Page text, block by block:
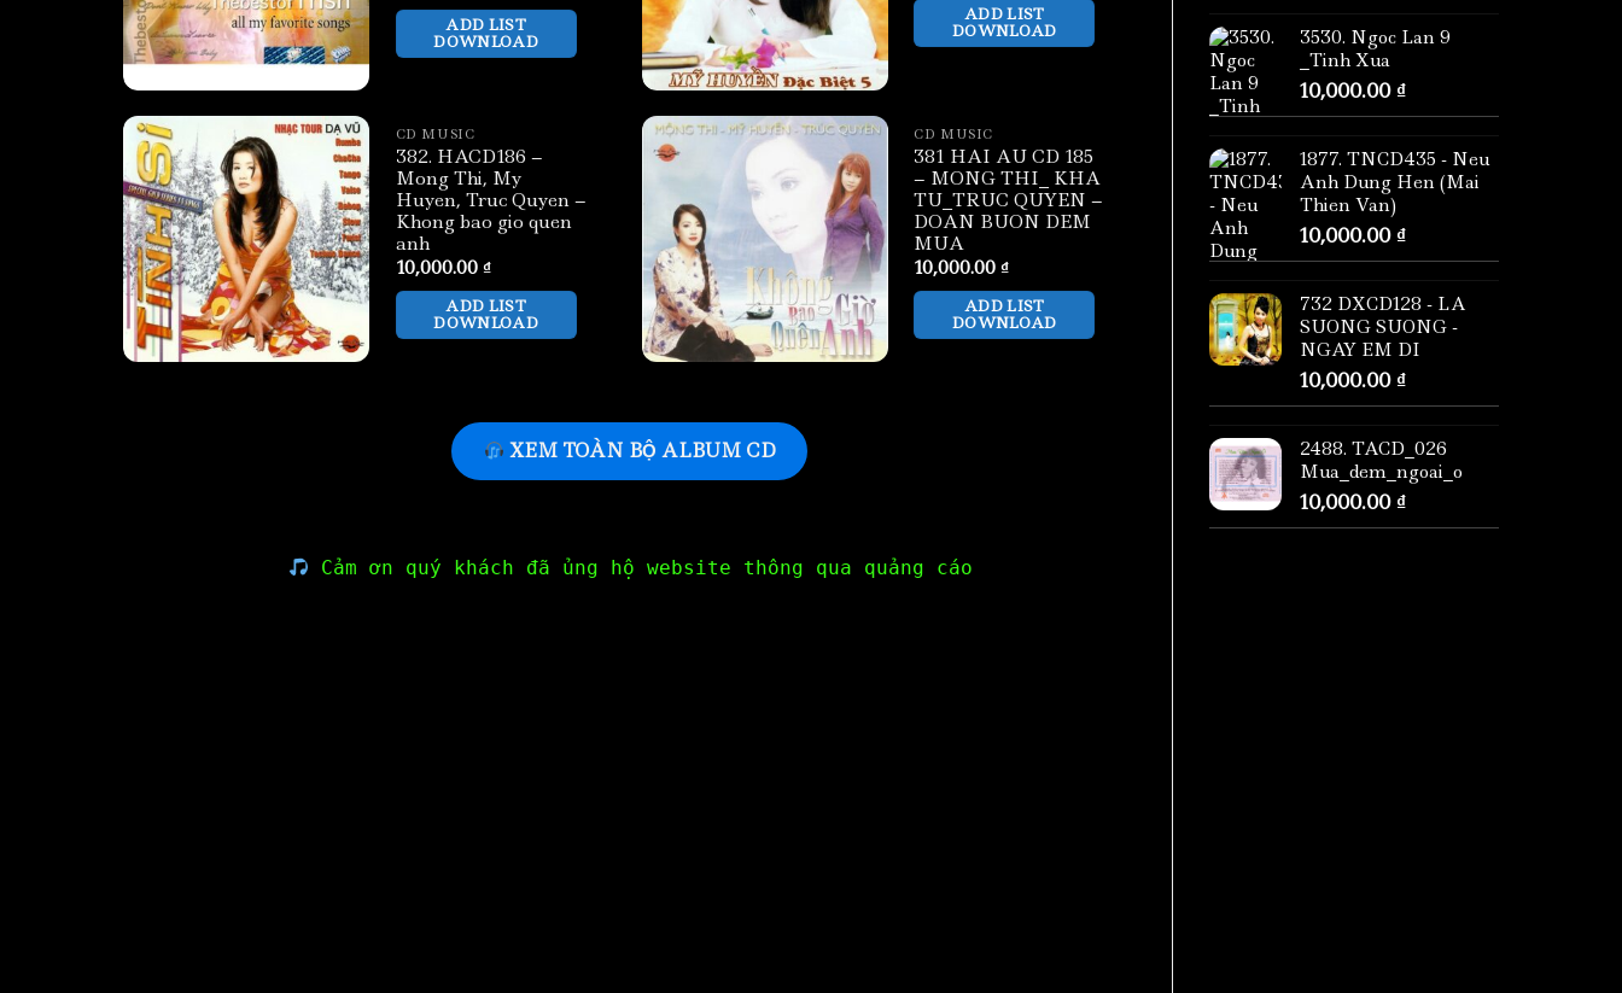
3530. Ngoc Lan 9
_Tinh Xua
10,000.00 ₫
1877. TNCD435 - Neu
Anh Dung Hen (Mai
Thien Van)
10,000.00 ₫
732 DXCD128 - LA
SUONG SUONG -
NGAY EM DI
10,000.00 ₫
2488. TACD_026
Mua_dem_ngoai_o
10,000.00 ₫
ADD LIST
DOWNLOAD
ADD LIST
DOWNLOAD
CD MUSIC
382. HACD186 –
Mong Thi, My
Huyen, Truc Quyen –
Khong bao gio quen
anh
10,000.00 ₫
ADD LIST
DOWNLOAD
CD MUSIC
381 HAI AU CD 185
– MONG THI_ KHA
TU_TRUC QUYEN –
DOAN BUON DEM
MUA
10,000.00₫
ADD LIST
DOWNLOAD
XEM TOÀN BỘ ALBUM CD
Cảm ơn quý khách đã ủng hộ website thông qua quảng cáo